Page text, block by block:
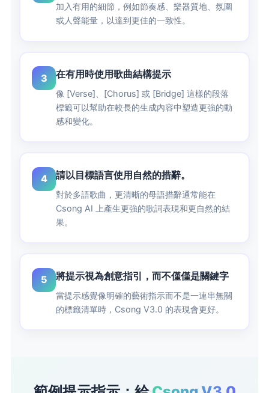
加入有用的細節，例如節奏感、樂器質地、氛圍
或人聲能量，以達到更佳的一致性。
3 在有用時使用歌曲結構提示
像 [Verse]、[Chorus] 或 [Bridge] 這樣的段落
標籤可以幫助在較長的生成內容中塑造更強的動
感和變化。
4 請以目標語言使用自然的措辭。
對於多語歌曲，更清晰的母語措辭通常能在
Csong AI 上產生更強的歌詞表現和更自然的結
果。
5 將提示視為創意指引，而不僅僅是關鍵字
當提示感覺像明確的藝術指示而不是一連串無關
的標籤清單時，Csong V3.0 的表現會更好。